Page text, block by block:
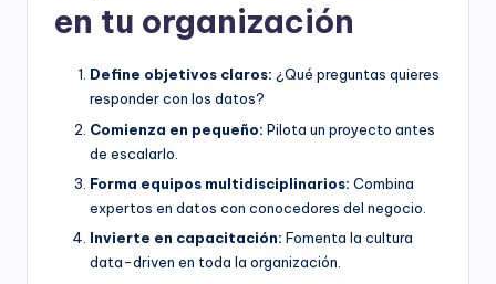
en tu organización
Define objetivos claros: ¿Qué preguntas quieres
responder con los datos?
Comienza en pequeño: Pilota un proyecto antes
de escalarlo.
Forma equipos multidisciplinarios: Combina
expertos en datos con conocedores del negocio.
Invierte en capacitación: Fomenta la cultura
data-driven en toda la organización.